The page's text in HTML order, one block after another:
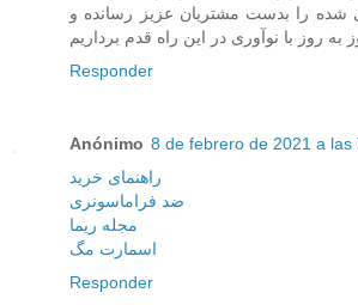
شده را بدست مشتریان عزیز رسانده و
Responder
Anónimo 8 de febrero de 2021 a las
راهنمای خرید
ضد فراماسونری
مجله ریما
اسمارت مگ
Responder